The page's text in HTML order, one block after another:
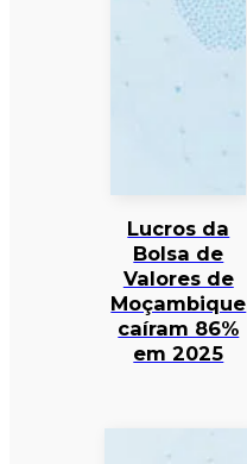
Lucros da
Bolsa de
Valores de
Moçambique
caíram 86%
em 2025